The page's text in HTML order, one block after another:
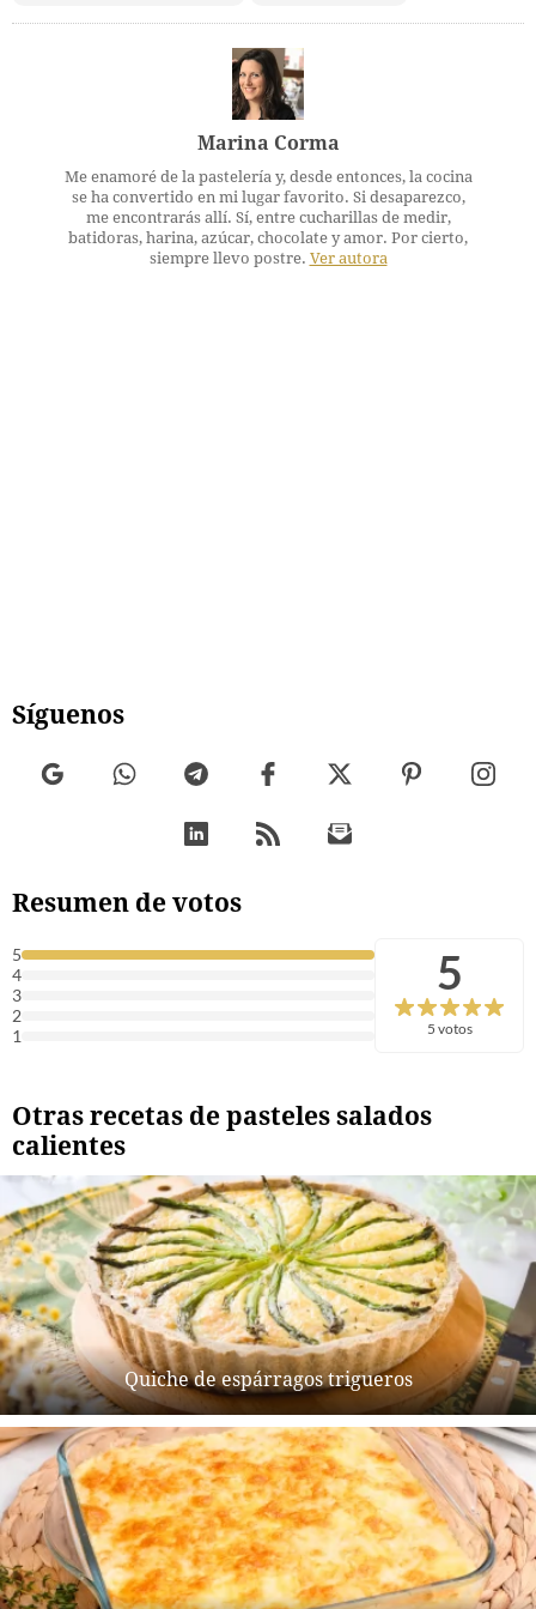
Marina Corma
Me enamoré de la pastelería y, desde entonces, la cocina
se ha convertido en mi lugar favorito. Si desaparezco,
me encontrarás allí. Sí, entre cucharillas de medir,
batidoras, harina, azúcar, chocolate y amor. Por cierto,
siempre llevo postre. Ver autora
Síguenos
Resumen de votos
5
4
3
2
1
5
5 votos
Otras recetas de pasteles salados
calientes
Quiche de espárragos trigueros